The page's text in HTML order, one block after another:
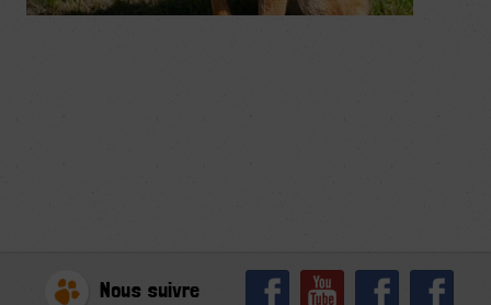
Nous suivre